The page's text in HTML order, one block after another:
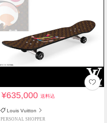
¥635,000送料込
Louis Vuitton
PERSONAL SHOPPER